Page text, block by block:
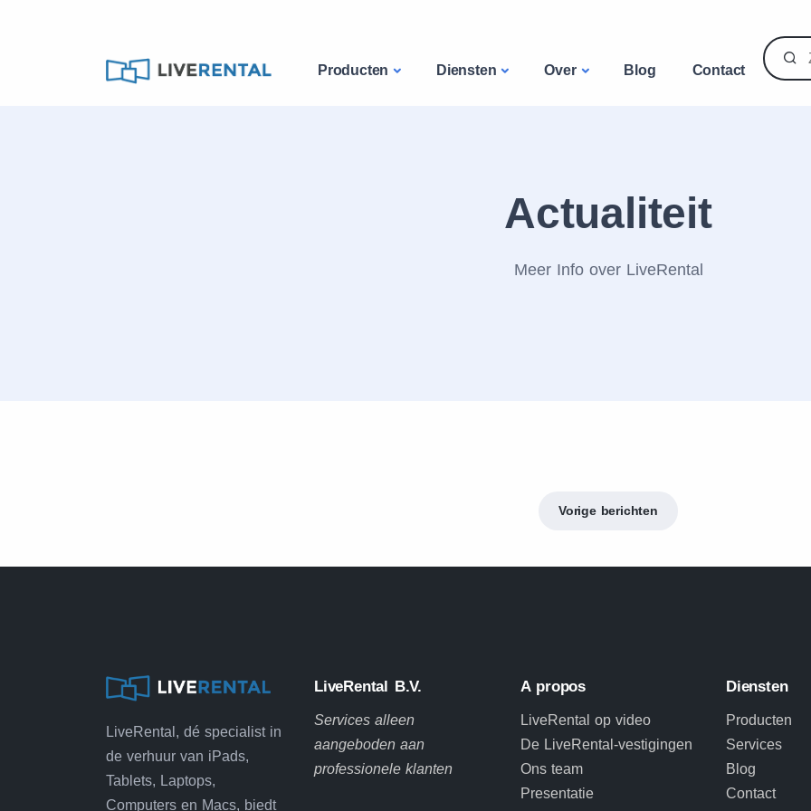
Producten Diensten Over Blog Contact
Actualiteit
Meer Info over LiveRental
Vorige berichten
LiveRental, dé specialist in
de verhuur van iPads,
Tablets, Laptops,
Computers en Macs, biedt
LiveRental B.V.
Services alleen
aangeboden aan
professionele klanten
A propos
LiveRental op video
De LiveRental-vestigingen
Ons team
Presentatie
Diensten
Producten
Services
Blog
Contact